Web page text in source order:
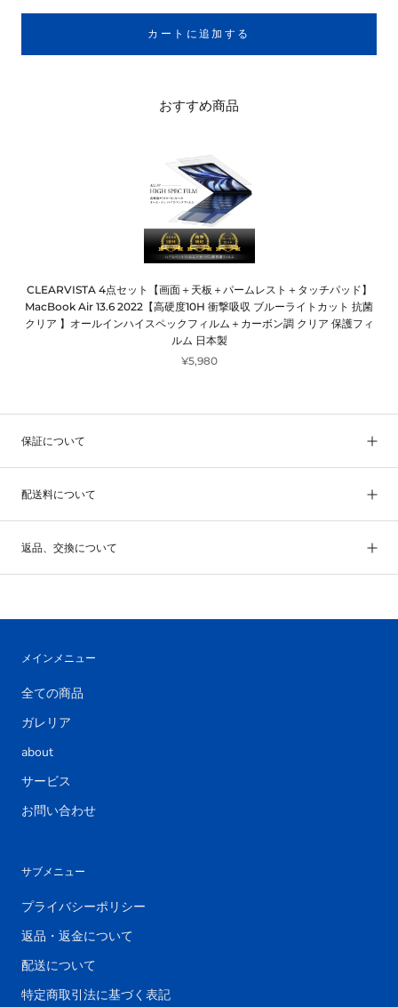
カートに追加する
おすすめ商品
CLEARVISTA 4点セット【画面＋天板＋パームレスト＋タッチパッド】
MacBook Air 13.6 2022【高硬度10H 衝撃吸収 ブルーライトカット 抗菌
クリア 】オールインハイスペックフィルム＋カーボン調 クリア 保護フィ
ルム 日本製
¥5,980
保証について
配送料について
返品、交換について
メインメニュー
全ての商品
ガレリア
about
サービス
お問い合わせ
サブメニュー
プライバシーポリシー
返品・返金について
配送について
特定商取引法に基づく表記